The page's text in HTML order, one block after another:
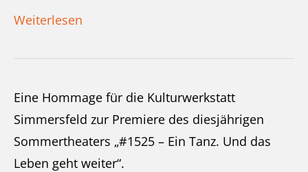
Weiterlesen
Eine Hommage für die Kulturwerkstatt
Simmersfeld zur Premiere des diesjährigen
Sommertheaters „#1525 – Ein Tanz. Und das
Leben geht weiter“.